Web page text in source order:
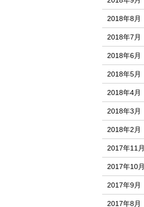
2018年8月
2018年7月
2018年6月
2018年5月
2018年4月
2018年3月
2018年2月
2017年11月
2017年10月
2017年9月
2017年8月